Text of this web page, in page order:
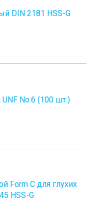
DIN 2181 HSS-G
No.6 (100 шт.)
Form C для глухих
HSS-G